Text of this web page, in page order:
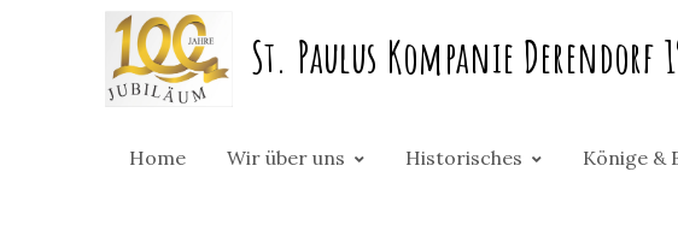
St. Paulus Kompanie Derendorf
Home Wir über uns Historisches Könige &